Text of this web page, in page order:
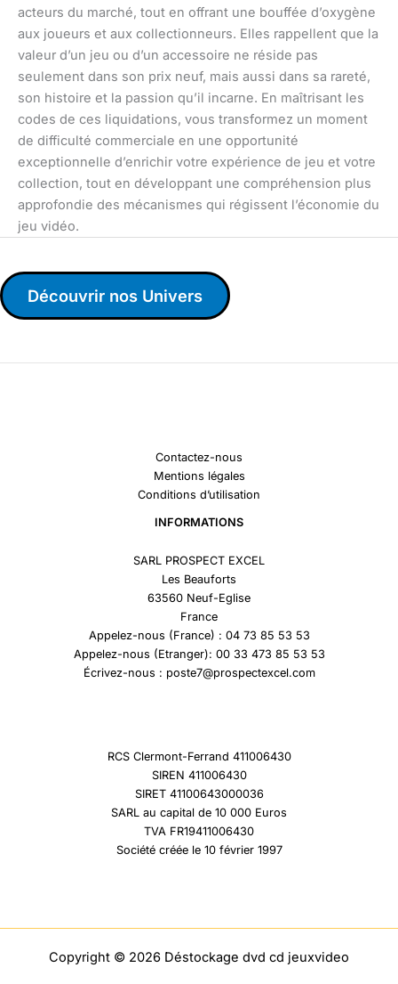
acteurs du marché, tout en offrant une bouffée d’oxygène
aux joueurs et aux collectionneurs. Elles rappellent que la
valeur d’un jeu ou d’un accessoire ne réside pas
seulement dans son prix neuf, mais aussi dans sa rareté,
son histoire et la passion qu’il incarne. En maîtrisant les
codes de ces liquidations, vous transformez un moment
de difficulté commerciale en une opportunité
exceptionnelle d’enrichir votre expérience de jeu et votre
collection, tout en développant une compréhension plus
approfondie des mécanismes qui régissent l’économie du
jeu vidéo.
Découvrir nos Univers
Contactez-nous
Mentions légales
Conditions d’utilisation
INFORMATIONS
SARL PROSPECT EXCEL
Les Beauforts
63560 Neuf-Eglise
France
Appelez-nous (France) : 04 73 85 53 53
Appelez-nous (Etranger): 00 33 473 85 53 53
Écrivez-nous : poste7@prospectexcel.com
RCS Clermont-Ferrand 411006430
SIREN 411006430
SIRET 41100643000036
SARL au capital de 10 000 Euros
TVA FR19411006430
Société créée le 10 février 1997
Copyright © 2026 Déstockage dvd cd jeuxvideo